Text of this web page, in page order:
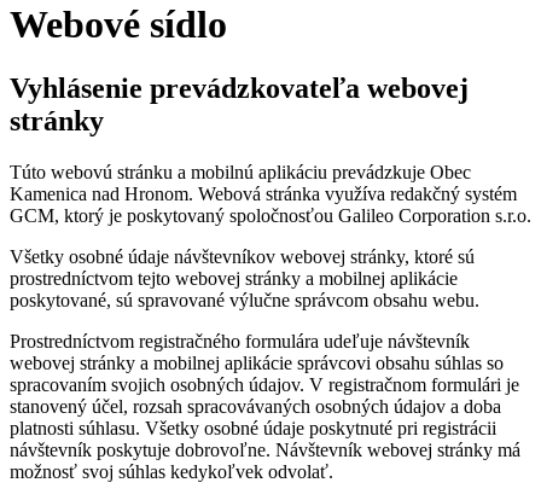
Webové sídlo
Vyhlásenie prevádzkovateľa webovej
stránky
Túto webovú stránku a mobilnú aplikáciu prevádzkuje Obec
Kamenica nad Hronom. Webová stránka využíva redakčný systém
GCM, ktorý je poskytovaný spoločnosťou Galileo Corporation s.r.o.
Všetky osobné údaje návštevníkov webovej stránky, ktoré sú
prostredníctvom tejto webovej stránky a mobilnej aplikácie
poskytované, sú spravované výlučne správcom obsahu webu.
Prostredníctvom registračného formulára udeľuje návštevník
webovej stránky a mobilnej aplikácie správcovi obsahu súhlas so
spracovaním svojich osobných údajov. V registračnom formulári je
stanovený účel, rozsah spracovávaných osobných údajov a doba
platnosti súhlasu. Všetky osobné údaje poskytnuté pri registrácii
návštevník poskytuje dobrovoľne. Návštevník webovej stránky má
možnosť svoj súhlas kedykoľvek odvolať.